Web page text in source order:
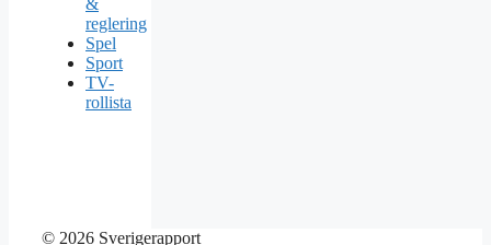
&
reglering
Spel
Sport
TV-
rollista
© 2026 Sverigerapport